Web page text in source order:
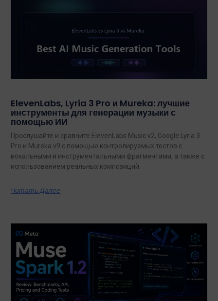
ElevenLabs, Lyria 3 Pro и Mureka: лучшие
инструменты для генерации музыки с
помощью ИИ
Прослушайте и сравните ElevenLabs Music v2, Google Lyria 3
Pro и Mureka v9 с помощью контролируемых тестов с
вокальными и инструментальными фрагментами, а также с
использованием реальных композиций.
Читать Далее